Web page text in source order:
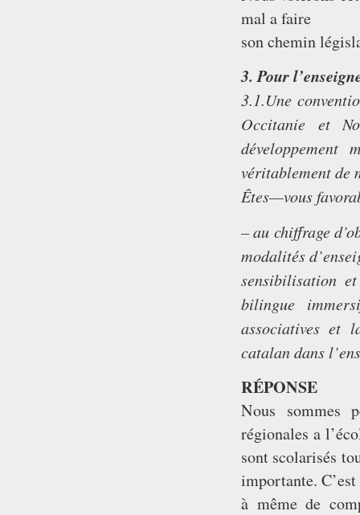
mal a faire
son chemin
3. Pour
3.1.Une
Occitanie et
développement
véritablement de
Êtes—vous
– au chiffrage
modalités
sensibilisation
bilingue
associatives et
catalan dans
RÉPONSE
Nous sommes
régionales a
sont scolarisés
importante.
à même de